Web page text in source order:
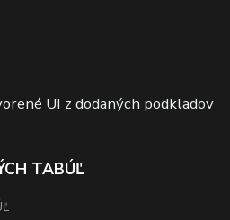
UI z dodaných podkladov
TABÚĽ